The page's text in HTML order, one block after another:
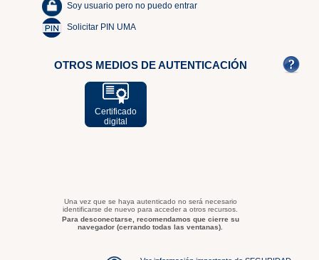
Soy usuario pero no puedo entrar
Solicitar PIN UMA
OTROS MEDIOS DE AUTENTICACIÓN
Certificado
digital
Una vez que se haya autenticado no será necesario
identificarse de nuevo para acceder a otros recursos.
Para desconectarse, recomendamos que cierre su
navegador (cerrando todas las ventanas).